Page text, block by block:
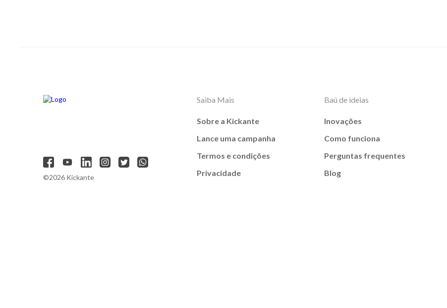
©2026 Kickante
Saiba Mais
Sobre a Kickante
Lance uma campanha
Termos e condições
Privacidade
Baú de ideias
Inovações
Como funciona
Perguntas frequentes
Blog